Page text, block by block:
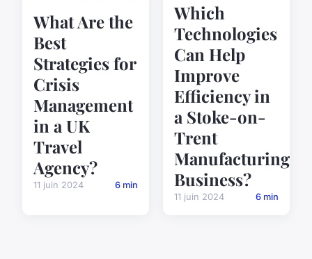
What Are the
Best
Strategies for
Crisis
Management
in a UK
Travel
Agency?
11 juin 2024 6 min
Which
Technologies
Can Help
Improve
Efficiency in
a Stoke-on-
Trent
Manufacturing
Business?
11 juin 2024 6 min